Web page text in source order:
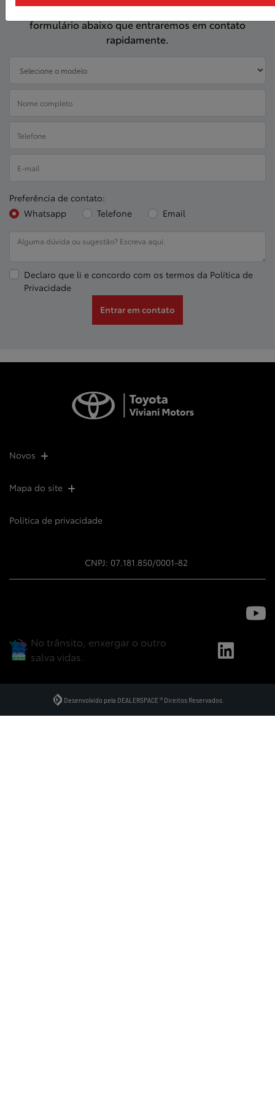
Para solicitar mais informações, por favor, preencha o
formulário abaixo que entraremos em contato
rapidamente.
Preferência de contato:
Whatsapp
Telefone Email
Declaro que li e concordo com os termos da Política de
Privacidade
Entrar em contato
Novos
Mapa do site
Política de privacidade
CNPJ: 07.181.850/0001-82
No trânsito, enxergar o outro
salva vidas.
Desenvolvido pela DEALERSPACE ® Direitos Reservados.